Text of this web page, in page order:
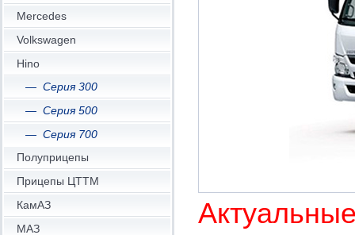
Mercedes
Volkswagen
Hino
Серия 300
Серия 500
Серия 700
Полуприцепы
Прицепы ЦТТМ
КамАЗ
МАЗ